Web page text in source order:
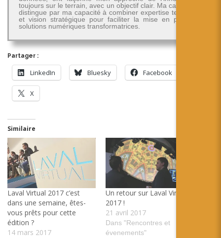
toujours sur le terrain, avec un objectif clair. Ma carrière se
distingue par ma capacité à combiner expertise technique
et vision stratégique pour faciliter la mise en place de
solutions numériques transformatrices.
Partager :
LinkedIn Bluesky Facebook
X
Similaire
Laval Virtual 2017 c’est
dans une semaine, êtes-
vous prêts pour cette
édition ?
14 mars 2017
Un retour sur Laval Virtual
2017 !
21 avril 2017
Dans "Rencontres et
évenements"